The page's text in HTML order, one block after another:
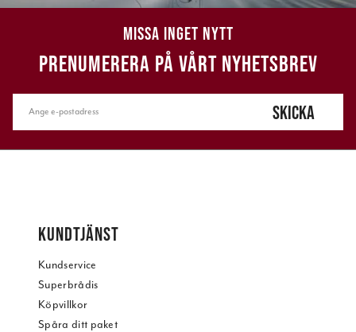
MISSA INGET NYTT
PRENUMERERA PÅ VÅRT NYHETSBREV
SKICKA
KUNDTJÄNST
Kundservice
Superbrådis
Köpvillkor
Spåra ditt paket